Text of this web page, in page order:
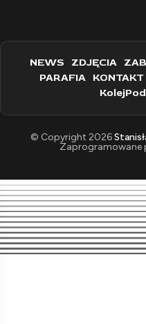
NEWS ZDJĘCIA
PARAFIA KONTAKT
© Copyright 2026
Zaprogramowane